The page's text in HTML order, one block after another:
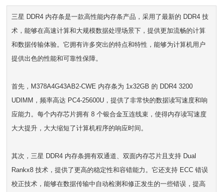
三星 DDR4 内存条是一款高性能内存条产品，采用了最新的 DDR4 技
术，能够在高速计算和大规模数据处理场景下，提供更加流畅的计算
和数据传输体验。它拥有许多突出的特点和特性，能够为计算机用户
提供出色的性能和可靠性保障。
首先，M378A4G43AB2-CWE 内存条为 1x32GB 的 DDR4 3200
UDIMM，频率高达 PC4-25600U，提供了非常快的数据读写速度和响
应能力。每个内存芯片拥有 8 个银合金互连线束，使得内存读写速度
大大提升，大大缩短了计算机程序的响应时间。
其次，三星 DDR4 内存条拥有双通道、双面内存芯片且支持 Dual
Rankx8 技术，提供了更高的稳定性和容错能力。它还支持 ECC 错误
校正技术，能够在数据传输中自动检测和修正发生的一些错误，提高